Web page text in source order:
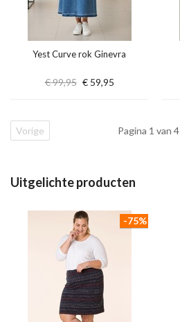
Yest Curve rok Ginevra
€ 99,95 € 59,95
Vorige Pagina 1 van 4
Uitgelichte producten
-75%